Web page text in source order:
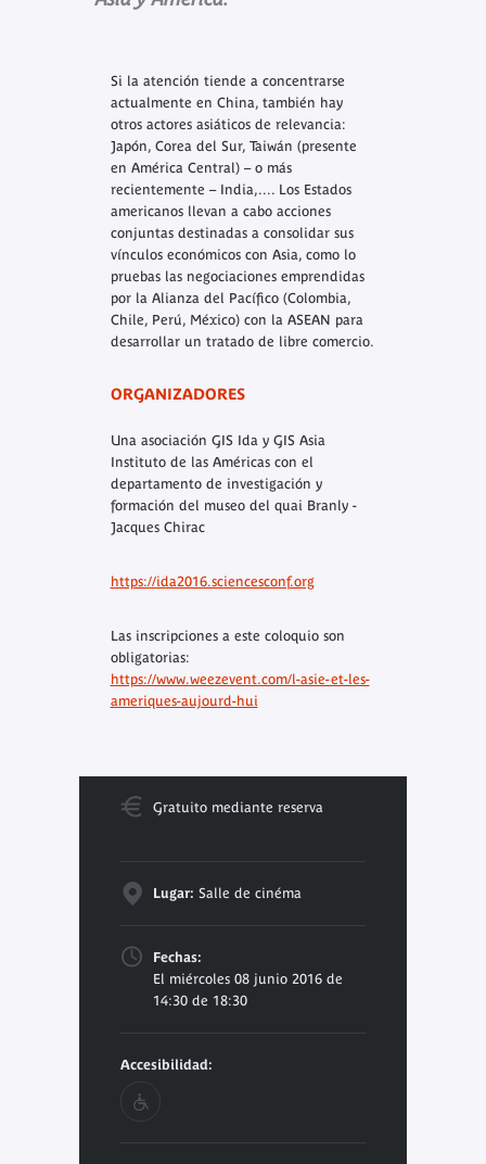
Si la atención tiende a concentrarse
actualmente en China, también hay
otros actores asiáticos de relevancia:
Japón, Corea del Sur, Taiwán (presente
en América Central) – o más
recientemente – India,.... Los Estados
americanos llevan a cabo acciones
conjuntas destinadas a consolidar sus
vínculos económicos con Asia, como lo
pruebas las negociaciones emprendidas
por la Alianza del Pacífico (Colombia,
Chile, Perú, México) con la ASEAN para
desarrollar un tratado de libre comercio.
ORGANIZADORES
Una asociación GIS Ida y GIS Asia
Instituto de las Américas con el
departamento de investigación y
formación del museo del quai Branly -
Jacques Chirac
https://ida2016.sciencesconf.org
Las inscripciones a este coloquio son
obligatorias:
https://www.weezevent.com/l-asie-et-les-
ameriques-aujourd-hui
Gratuito mediante reserva
Lugar: Salle de cinéma
Fechas:
El miércoles 08 junio 2016 de
14:30 de 18:30
Accesibilidad: